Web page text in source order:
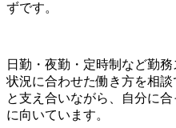
ずです。
日勤・夜勤・定時制など勤
状況に合わせた働き方を相
と支え合いながら、自分に
に向いています。